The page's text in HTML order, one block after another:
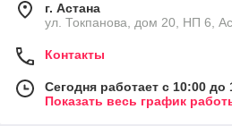
г. Астана
ул. Токпанова, дом 20, НП 6,
Контакты
Сегодня работает с 10:00 до
Показать весь график